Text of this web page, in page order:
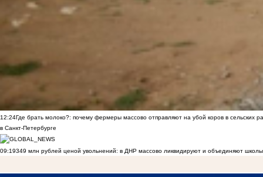
12:24Где брать молоко?: почему фермеры массово отправляют на убой коров в сельских
в Санкт-Петербурге
09:19349 млн рублей ценой увольнений: в ДНР массово ликвидируют и объединяют